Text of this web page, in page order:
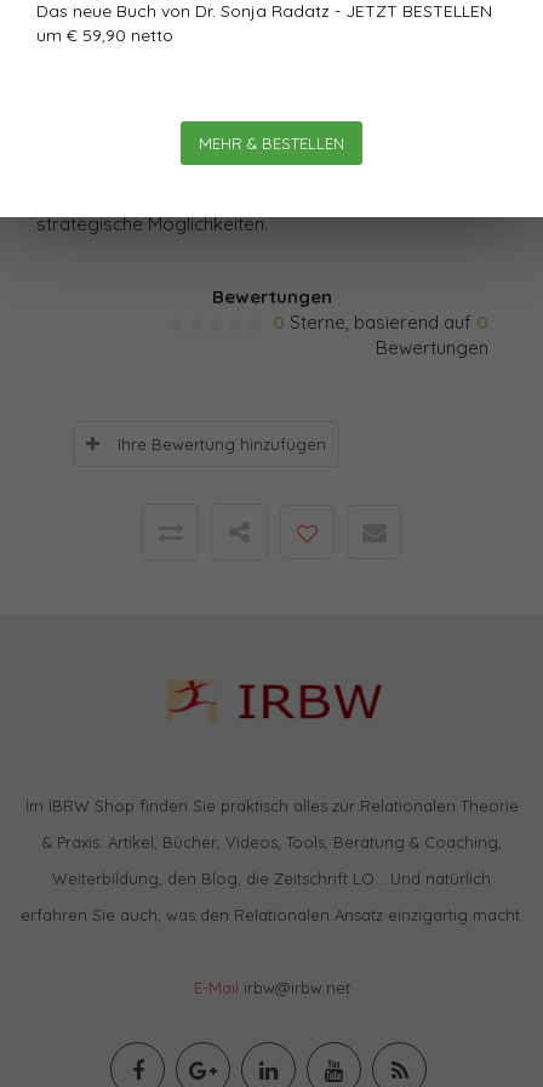
Das neue Buch von Dr. Sonja Radatz - JETZT BESTELLEN
um € 59,90 netto
MEHR & BESTELLEN
Unternehmen erfolgreich ist, ob Strategien greifen und
Dievernich Sie zu einer erfrischenden und durchaus
rational nachvollziehbaren Neubetrachtung von
strategische Möglichkeiten.
Bewertungen
0 Sterne, basierend auf 0
Bewertungen
Ihre Bewertung hinzufügen
Im IBRW Shop finden Sie praktisch alles zur Relationalen Theorie
& Praxis: Artikel, Bücher, Videos, Tools, Beratung & Coaching,
Weiterbildung, den Blog, die Zeitschrift LO… Und natürlich
erfahren Sie auch, was den Relationalen Ansatz einzigartig macht.
E-Mail irbw@irbw.net